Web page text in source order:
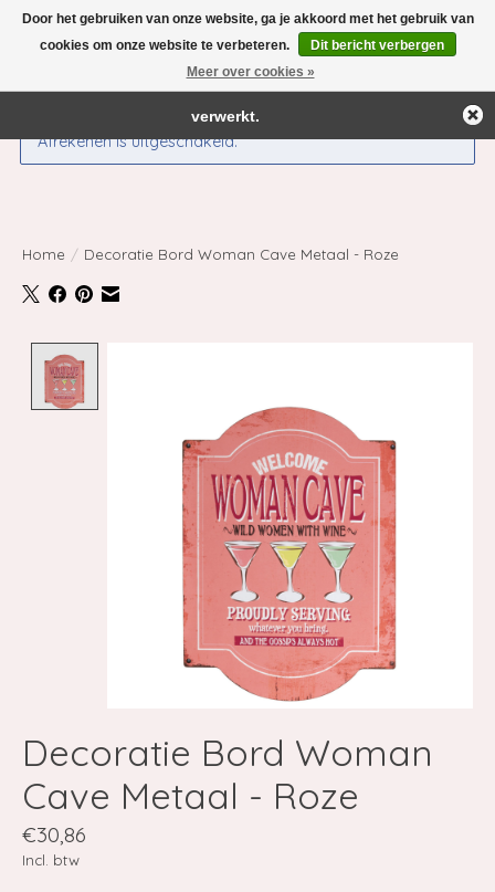
Verlanglijst
Afrekenen is uitgeschakeld.
Home / Decoratie Bord Woman Cave Metaal - Roze
Decoratie Bord Woman
Cave Metaal - Roze
€30,86
Incl. btw
Door het gebruiken van onze website, ga je akkoord met het gebruik van
cookies om onze website te verbeteren.
Dit bericht verbergen
Meer over cookies »
← Keer terug naar de backofficeDeze winkel is in aanbouw.
Eventueel geplaatste orders zullen niet worden gehonoreerd of
verwerkt.